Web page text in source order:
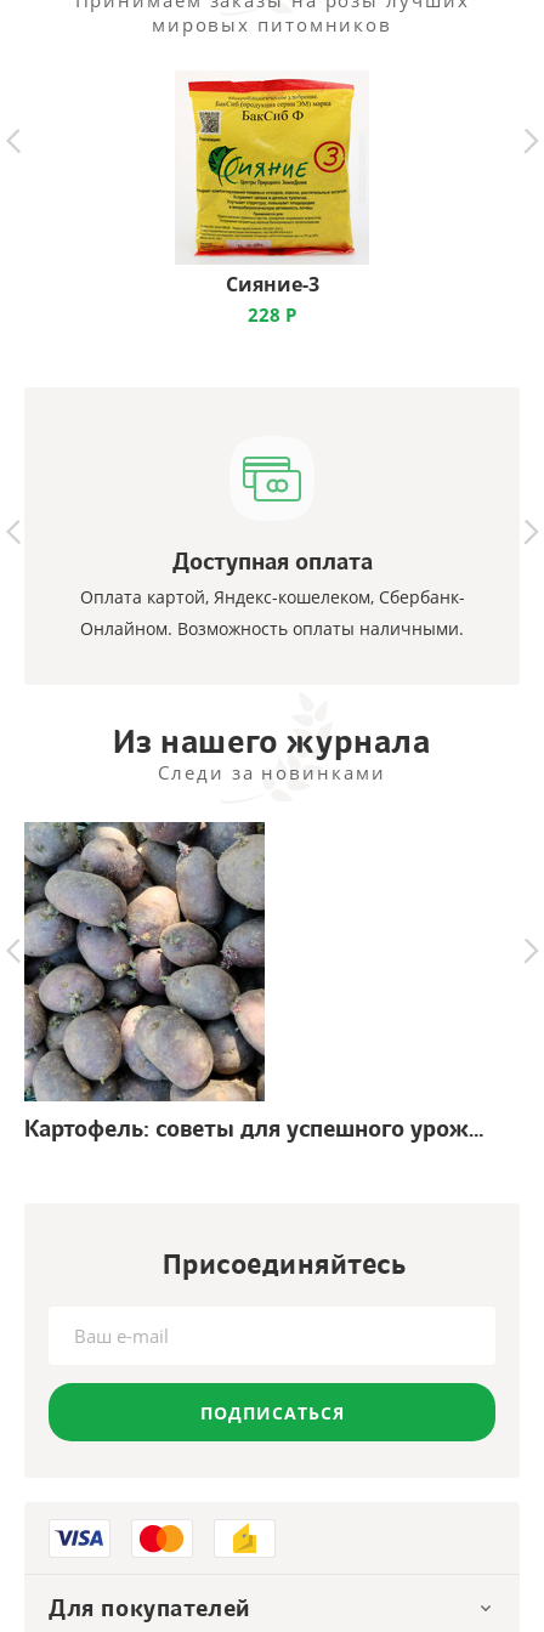
мировых питомников
Сияние-3
228 Р
Доступная оплата
Оплата картой, Яндекс-кошелеком, Сбербанк-
Онлайном. Возможность оплаты наличными.
Из нашего журнала
Следи за новинками
Картофель: советы для успешного урожая
Присоединяйтесь
ПОДПИСАТЬСЯ
Для покупателей